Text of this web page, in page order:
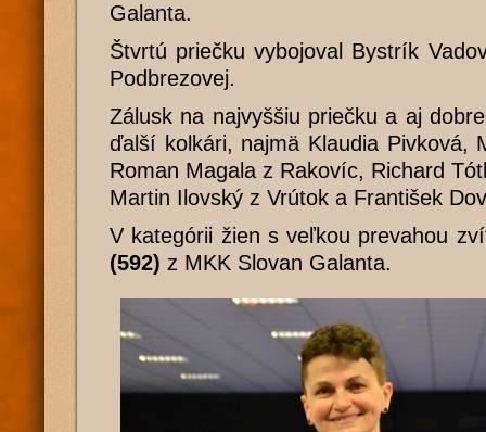
Galanta.
Štvrtú priečku vybojoval Bystrík
Podbrezovej.
Zálusk na najvyššiu priečku a aj
ďalší kolkári, najmä Klaudia Pivková,
Roman Magala z Rakovíc, Richard
Martin Ilovský z Vrútok a František
V kategórii žien s veľkou prevahou
(592) z MKK Slovan Galanta.